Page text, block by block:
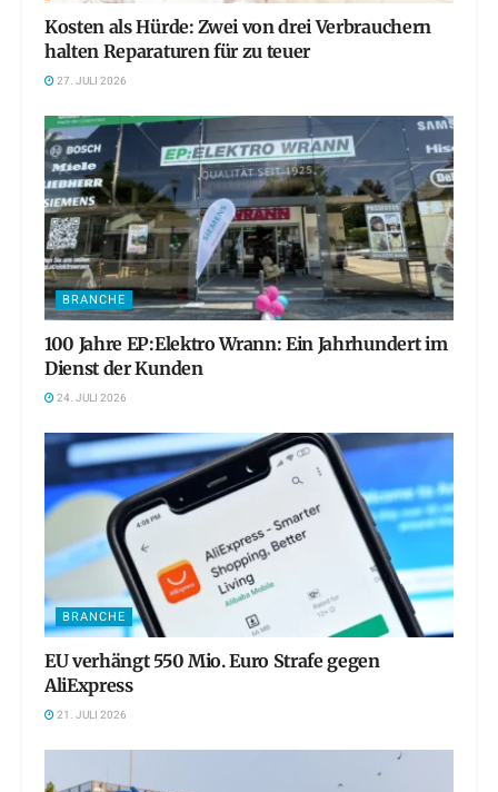
Kosten als Hürde: Zwei von drei Verbrauchern
halten Reparaturen für zu teuer
27. JULI 2026
BRANCHE
100 Jahre EP:Elektro Wrann: Ein Jahrhundert im
Dienst der Kunden
24. JULI 2026
BRANCHE
EU verhängt 550 Mio. Euro Strafe gegen
AliExpress
21. JULI 2026